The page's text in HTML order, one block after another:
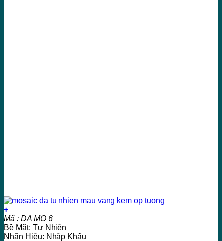
+
Mã : DA MO 6
Bề Mặt: Tự Nhiên
Nhãn Hiệu: Nhập Khẩu